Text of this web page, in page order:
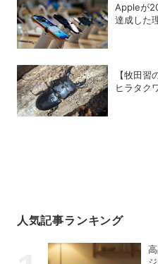
Appleが
達成した
【牧田
ヒラタク
人気記事ランキング